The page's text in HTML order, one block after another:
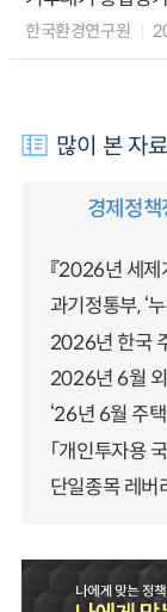
한국환경연구원
많이 본 자료
경제정책
『2026년 세제
과기정통부, ‘
2026년 한국
2026년 6월
‘26년 6월 주
「개인투자용